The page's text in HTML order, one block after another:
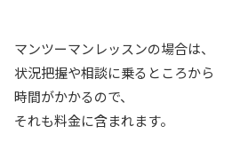
マンツーマンレッスンの場合は、
状況把握や相談に乗るところから
時間がかかるので、
それも料金に含まれます。